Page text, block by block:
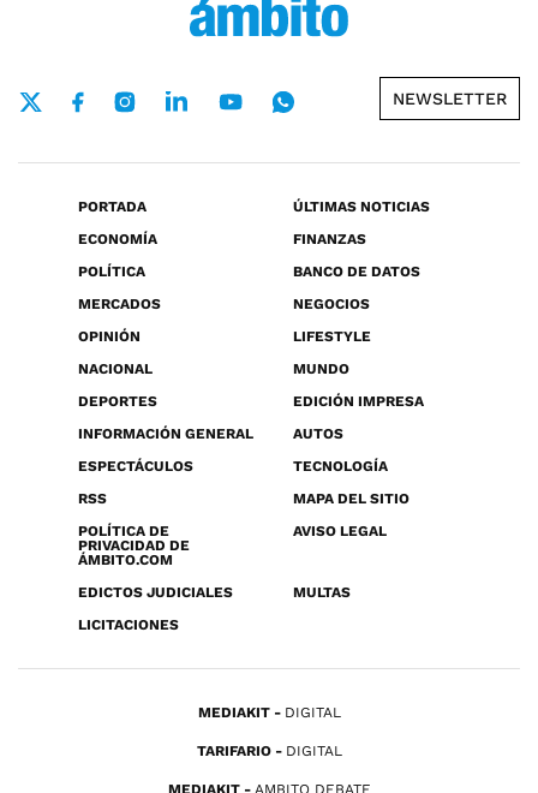
NEWSLETTER
PORTADA
ÚLTIMAS NOTICIAS
ECONOMÍA
FINANZAS
POLÍTICA
BANCO DE DATOS
MERCADOS
NEGOCIOS
OPINIÓN
LIFESTYLE
NACIONAL
MUNDO
DEPORTES
EDICIÓN IMPRESA
INFORMACIÓN GENERAL
AUTOS
ESPECTÁCULOS
TECNOLOGÍA
RSS
MAPA DEL SITIO
POLÍTICA DE
PRIVACIDAD DE
ÁMBITO.COM
AVISO LEGAL
EDICTOS JUDICIALES
MULTAS
LICITACIONES
MEDIAKIT DIGITAL
TARIFARIO DIGITAL